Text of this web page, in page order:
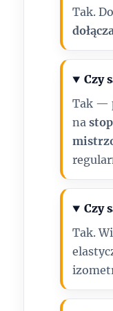
Tak.
Czy
Tak —
na
Czy
Tak.